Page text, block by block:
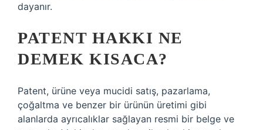
dayanır.
PATENT HAKKI NE
DEMEK KISACA?
Patent, ürüne veya mucidi satış, pazarlama,
çoğaltma ve benzer bir ürünün üretimi gibi
alanlarda ayrıcalıklar sağlayan resmi bir belge ve